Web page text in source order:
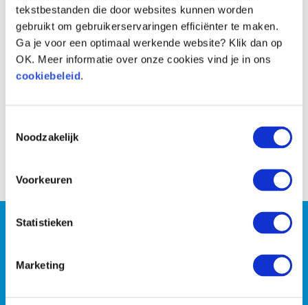
tekstbestanden die door websites kunnen worden
gebruikt om gebruikerservaringen efficiënter te maken.
Ga je voor een optimaal werkende website? Klik dan op
OK. Meer informatie over onze cookies vind je in ons
cookiebeleid.
Noodzakelijk
Voorkeuren
Statistieken
Marketing
Wil jij persoonlijke coaching
of wil je liever met z’n